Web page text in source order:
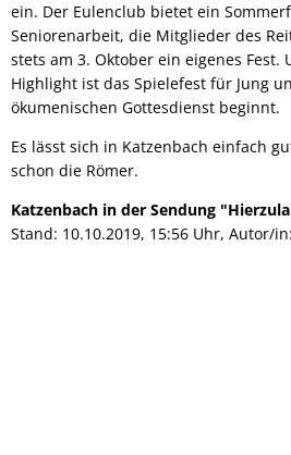
ein. Der Eulenclub bietet ein
Seniorenarbeit, die Mitglieder des
stets am 3. Oktober ein eigenes Fest.
Highlight ist das Spielefest für Jung
ökumenischen Gottesdienst beginnt.
Es lässt sich in Katzenbach einfach
schon die Römer.
Katzenbach in der Sendung
Stand: 10.10.2019, 15:56 Uhr, Autor/